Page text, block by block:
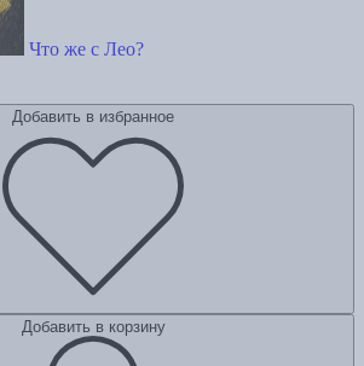
Что же с Лео?
Добавить в избранное
Добавить в корзину